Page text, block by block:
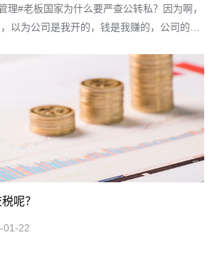
理#老板国家为什么要严查公转私？因为啊，
以为公司是我开的，钱是我赚的，公司的钱
因为当我们注册完公司时，就是有限责任，这
不记名的股东，我们叫它隐形股东，所以当
呢？
01-22